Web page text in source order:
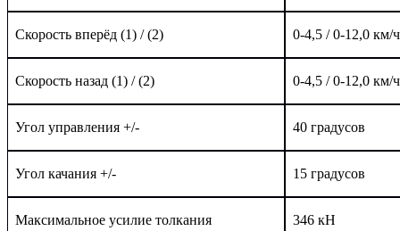
Скорость вперёд (1) / (2) 0-4,5 / 0-12,0 км/ч
Скорость назад (1) / (2) 0-4,5 / 0-12,0 км/ч
Угол управления +/- 40 градусов
Угол качания +/- 15 градусов
Максимальное усилие толкания 346кН